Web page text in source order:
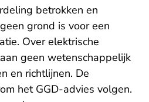
betrokken en
grond is voor een
Over elektrische
geen wetenschappelijk
en richtlijnen. De
het GGD-advies volgen.